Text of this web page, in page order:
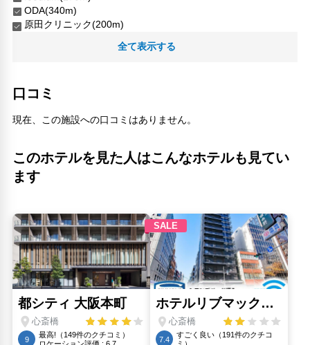
ODA(340m)
原田クリニック(200m)
人気スポット
大阪城(3.04km)
大阪城天守閣(3.04km)
大阪水族館 海遊館(7.4km)
心斎橋筋(850m)
通天閣(2.06km)
道頓堀(570m)
ミナミ（難波）(1.23km)
黒門市場(640m)
全て表示する
口コミ
現在、この施設への口コミはありません。
このホテルを見た人はこんなホテルも見てい
ます